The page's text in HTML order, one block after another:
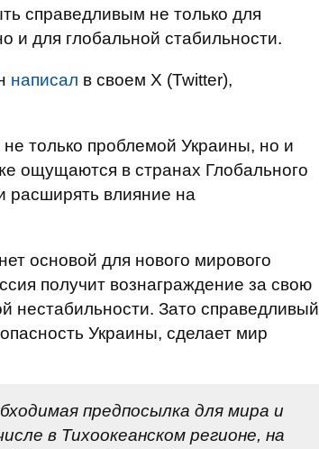
справедливым не только для
и для глобальной стабильности.
написал в своем X (Twitter),
не только проблемой Украины, но и
ощущаются в странах Глобального
расширять влияние на
основой для нового мирового
получит вознаграждение за свою
нестабильности. Зато справедливый
Украины, сделает мир
предпосылка для мира и
в Тихоокеанском регионе, на